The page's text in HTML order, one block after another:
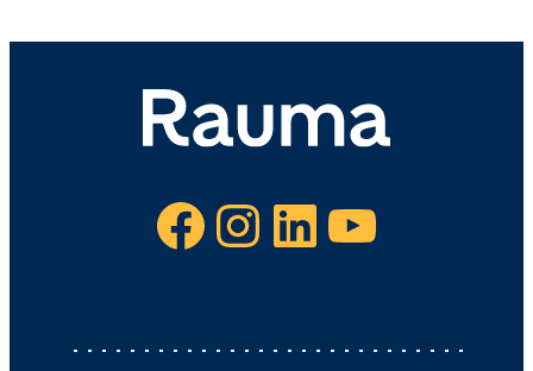
Facebook Instagram LinkedIn YouTube